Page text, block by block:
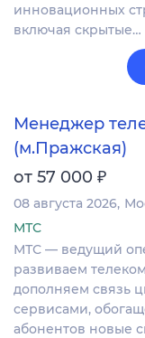
инновационных
включая скрытые…
Менеджер
(м.Пражская)
от 57 000 ₽
08 августа 2026
МТС
МТС — ведущий
развиваем
дополняем связь
сервисами,
абонентов новые